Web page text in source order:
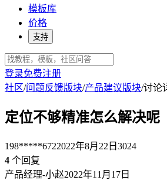
模板库
价格
支持
登录免费注册
社区/问题反馈版块/产品建议版块/讨论
定位不够精准怎么解决呢
198*****6722022年8月22日 3024
4 个回复
产品经理-小赵2022年11月17日